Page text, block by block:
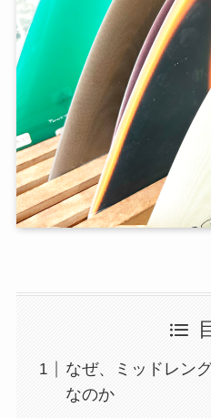
なぜ、ミッドレン
なのか